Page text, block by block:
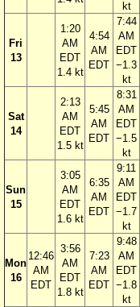
kt
Fri
13
1:20
AM
EDT
1.4 kt
4:54
AM
EDT
7:44
AM
EDT
−1.3
kt
Sat
14
2:13
AM
EDT
1.5 kt
5:45
AM
EDT
8:31
AM
EDT
−1.5
kt
Sun
15
3:05
AM
EDT
1.6 kt
6:35
AM
EDT
9:11
AM
EDT
−1.7
kt
Mon
16
12:46
AM
EDT
3:56
AM
EDT
1.8 kt
7:23
AM
EDT
9:48
AM
EDT
−1.8
kt